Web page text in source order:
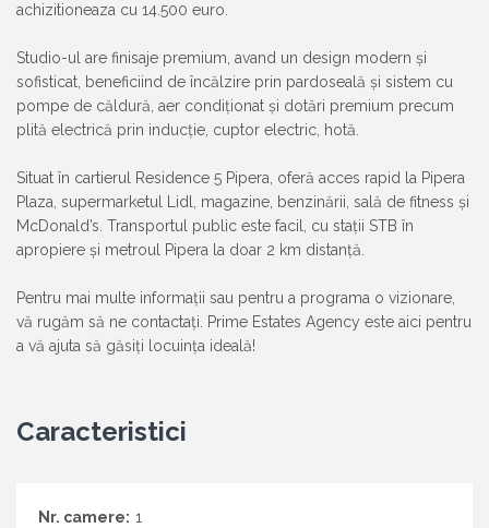
achizitioneaza cu 14.500 euro.
Studio-ul are finisaje premium, avand un design modern și
sofisticat, beneficiind de încălzire prin pardoseală și sistem cu
pompe de căldură, aer condiționat și dotări premium precum
plită electrică prin inducție, cuptor electric, hotă.
Situat în cartierul Residence 5 Pipera, oferă acces rapid la Pipera
Plaza, supermarketul Lidl, magazine, benzinării, sală de fitness și
McDonald’s. Transportul public este facil, cu stații STB în
apropiere și metroul Pipera la doar 2 km distanță.
Pentru mai multe informații sau pentru a programa o vizionare,
vă rugăm să ne contactați. Prime Estates Agency este aici pentru
a vă ajuta să găsiți locuința ideală!
Caracteristici
Nr. camere: 1